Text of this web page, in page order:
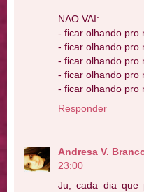
NAO VAI:
- ficar olhando pro
- ficar olhando pro
- ficar olhando pro
- ficar olhando pro
- ficar olhando pro
Responder
Andresa V.
23:00
Ju, cada dia que